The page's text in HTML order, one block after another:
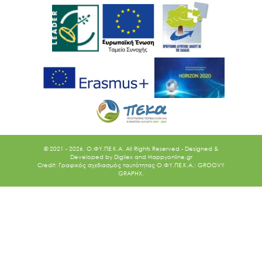
© 2021 - 2026. O.ΦΥ.ΠΕ.Κ.Α. All Rights Reserved - Designed &
Developed by Digilex and Happyonline.gr
Credit: Γραφικός σχεδιασμός ταυτότητας Ο.ΦΥ.ΠΕ.Κ.Α.: GROOVY
GRAPHX.